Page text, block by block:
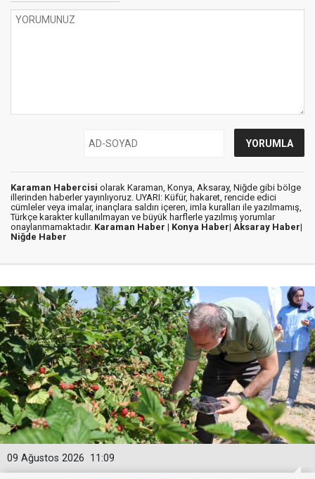
Karaman Habercisi olarak Karaman, Konya, Aksaray, Niğde gibi bölge
illerinden haberler yayınlıyoruz. UYARI: Küfür, hakaret, rencide edici
cümleler veya imalar, inançlara saldırı içeren, imla kuralları ile yazılmamış,
Türkçe karakter kullanılmayan ve büyük harflerle yazılmış yorumlar
onaylanmamaktadır. Karaman Haber | Konya Haber| Aksaray Haber|
Niğde Haber
11:09
09 Ağustos 2026